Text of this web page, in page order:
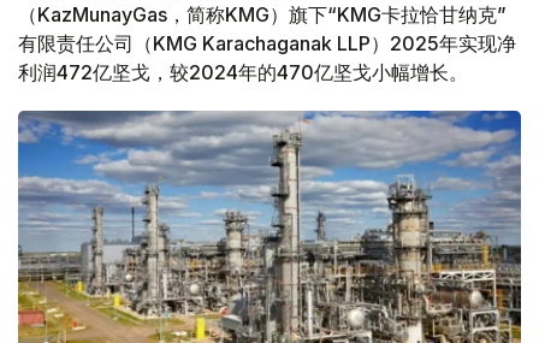
（KazMunayGas，简称KMG）旗下“KMG卡拉恰甘纳克”
有限责任公司（KMG Karachaganak LLP）2025年实现净
利润472亿坚戈，较2024年的470亿坚戈小幅增长。